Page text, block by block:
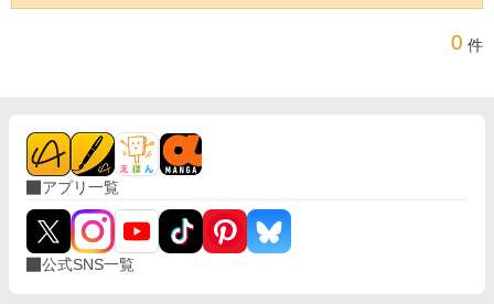
0 件
アプリ一覧
公式SNS一覧